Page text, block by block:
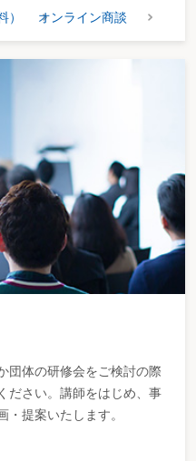
） オンライン商談
団体の研修会をご検討の際
ださい。講師をはじめ、事
提案いたします。